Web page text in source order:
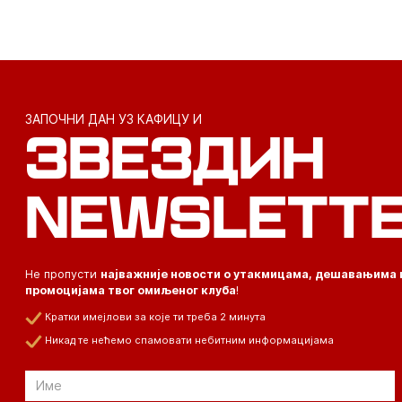
ЗАПОЧНИ ДАН УЗ КАФИЦУ И
ЗВЕЗДИН
Не пропусти најважније новости о утакмицама, дешавањима
промоцијама твог омиљеног клуба!
Кратки имејлови за које ти треба 2 минута
Никад те нећемо спамовати небитним информацијама
Email